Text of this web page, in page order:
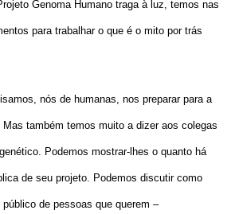
Genoma Humano traga à luz, temos nas
para trabalhar o que é o mito por trás
nós de humanas, nos preparar para a
também temos muito a dizer aos colegas
Podemos mostrar-lhes o quanto há
de seu projeto. Podemos discutir como
de pessoas que querem –